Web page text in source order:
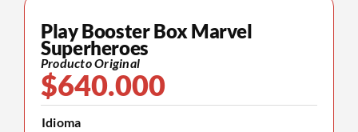
Play Booster Box Marvel
Superheroes
Producto Original
$640.000
Idioma